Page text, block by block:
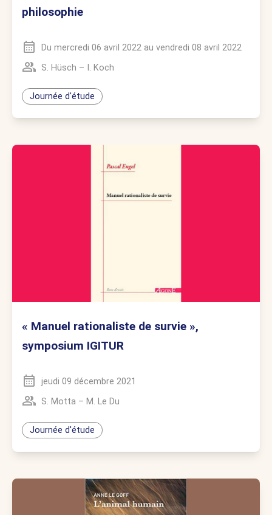
philosophie
Du mercredi 06 avril 2022 au vendredi 08 avril 2022
S. Hüsch – I. Koch
Journée d'étude
« Manuel rationaliste de survie »,
symposium IGITUR
jeudi 09 décembre 2021
S. Motta – M. Le Du
Journée d'étude